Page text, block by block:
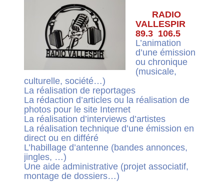
RADIO
VALLESPIR
89.3 106.5
L’animation
d’une émission
ou chronique
(musicale,
culturelle, société…)
La réalisation de reportages
La rédaction d’articles ou la réalisation de
photos pour le site Internet
La réalisation d’interviews d’artistes
La réalisation technique d’une émission en
direct ou en différé
L’habillage d’antenne (bandes annonces,
jingles, …)
Une aide administrative (projet associatif,
montage de dossiers…)